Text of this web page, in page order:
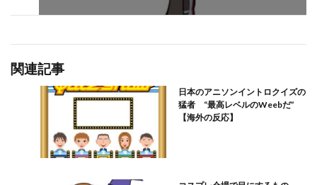
関連記事
日本のアニソンイントロクイズの
猛者 “最高レベルのWeebだ”
【海外の反応】